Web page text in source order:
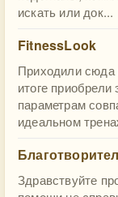
искать или док...
FitnessLook
Приходили сюда
итоге
параметрам
идеальном
Здравствуйте